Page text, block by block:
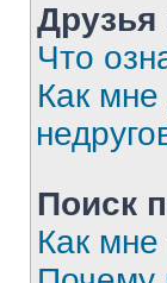
Друзья
Что
Как мне
Поиск
Как